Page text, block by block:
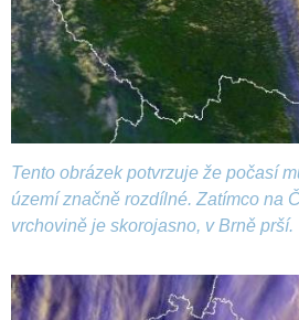
Tento obrázek potvrzuje že počasí
území značně rozdílné. Zatímco na
vrchovině je skorojasno, v Brně prší.